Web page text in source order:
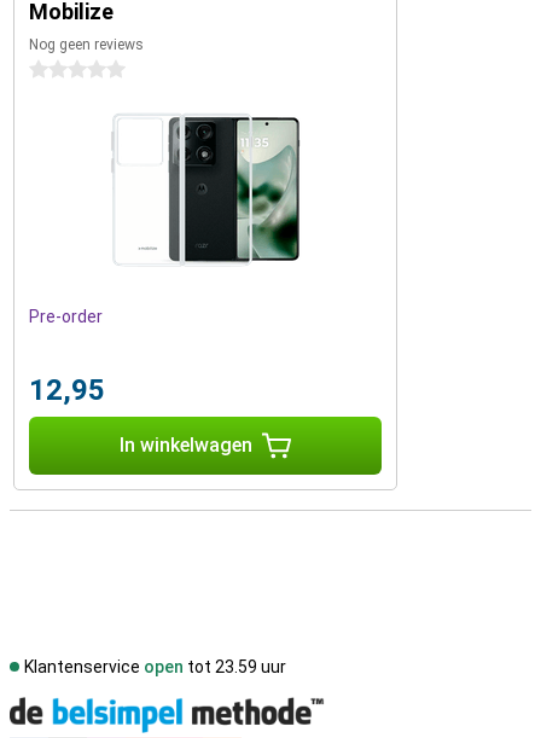
Mobilize
Nog geen reviews
0 sterren
Pre-order
12,95
In winkelwagen
Klantenservice open tot 23.59 uur